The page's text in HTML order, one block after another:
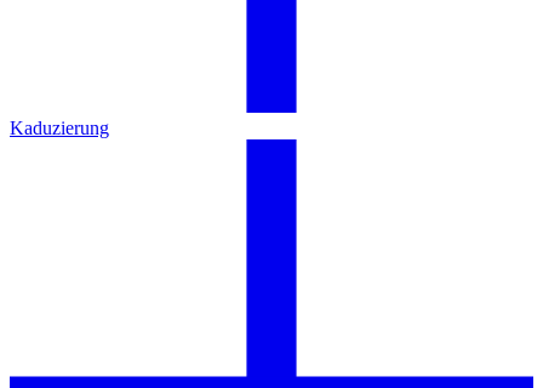
Kaduzierung